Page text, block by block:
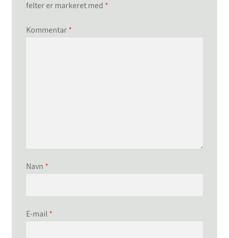
felter er markeret med *
Kommentar *
Navn *
E-mail *